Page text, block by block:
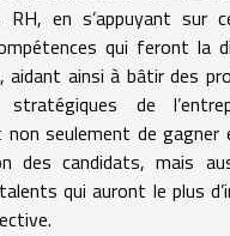
RH, en s’appuyant sur
qui feront la
aidant ainsi à bâtir des
de
non seulement de
des candidats, mais
qui auront le plus